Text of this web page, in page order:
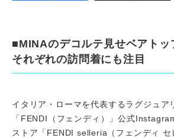
■MINAのデコルテ見せベアトッ
それぞれの訪問着にも注目
イタリア・ローマを代表するラグジュア
「FENDI（フェンディ）」公式
ストア「FENDI selleria（フェンディ セ